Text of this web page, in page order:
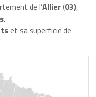
de l’Allier (03),
.
et sa superficie de